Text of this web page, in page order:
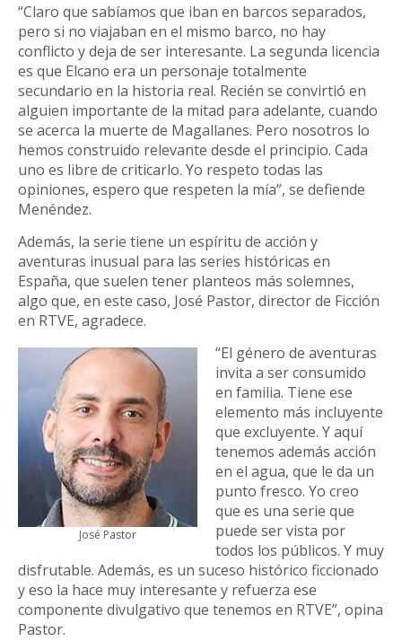
“Claro que sabíamos que iban en barcos separados,
pero si no viajaban en el mismo barco, no hay
conflicto y deja de ser interesante. La segunda licencia
es que Elcano era un personaje totalmente
secundario en la historia real. Recién se convirtió en
alguien importante de la mitad para adelante, cuando
se acerca la muerte de Magallanes. Pero nosotros lo
hemos construido relevante desde el principio. Cada
uno es libre de criticarlo. Yo respeto todas las
opiniones, espero que respeten la mía”, se defiende
Menéndez.
Además, la serie tiene un espíritu de acción y
aventuras inusual para las series históricas en
España, que suelen tener planteos más solemnes,
algo que, en este caso, José Pastor, director de Ficción
en RTVE, agradece.
José Pastor
“El género de aventuras
invita a ser consumido
en familia. Tiene ese
elemento más incluyente
que excluyente. Y aquí
tenemos además acción
en el agua, que le da un
punto fresco. Yo creo
que es una serie que
puede ser vista por
todos los públicos. Y muy
disfrutable. Además, es un suceso histórico ficcionado
y eso la hace muy interesante y refuerza ese
componente divulgativo que tenemos en RTVE”, opina
Pastor.